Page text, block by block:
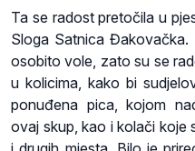
Ta se radost pretočila u
Sloga Satnica
osobito vole, zato su se
u kolicima, kako bi
ponuđena pica, kojom
ovaj skup, kao i kolači koje